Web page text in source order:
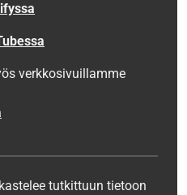
verkkosivuillamme
tutkittuun tietoon